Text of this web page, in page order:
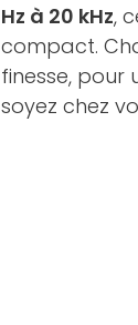
Hz à 20 kHz,
compact.
finesse, pour
soyez chez